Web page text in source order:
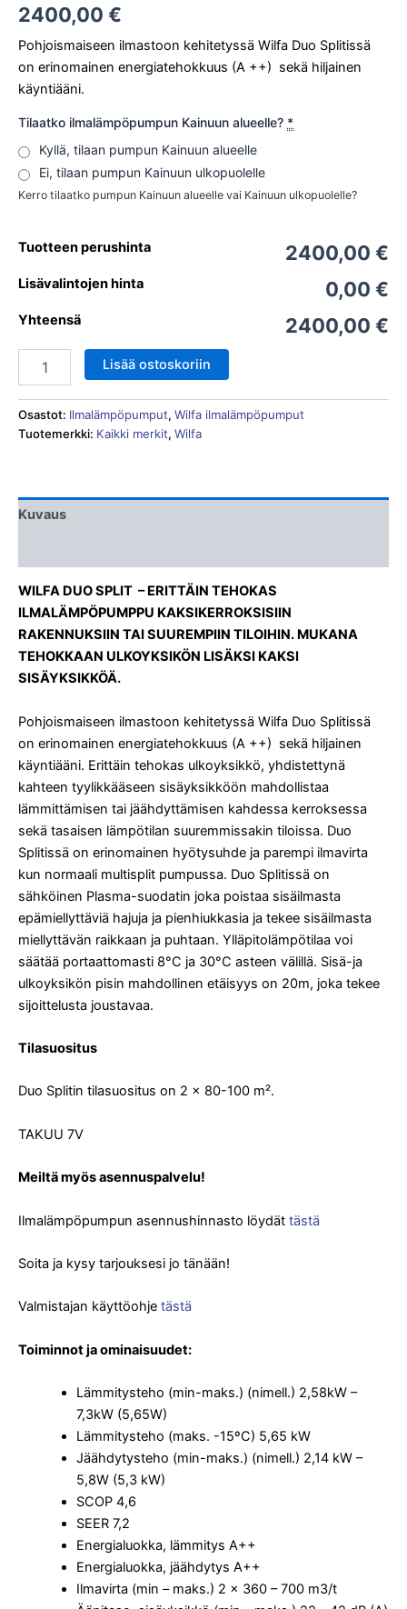
2400,00 €
Pohjoismaiseen ilmastoon kehitetyssä Wilfa Duo Splitissä
on erinomainen energiatehokkuus (A ++) sekä hiljainen
käyntiääni.
Tilaatko ilmalämpöpumpun Kainuun alueelle? *
Kyllä, tilaan pumpun Kainuun alueelle
Ei, tilaan pumpun Kainuun ulkopuolelle
Kerro tilaatko pumpun Kainuun alueelle vai Kainuun ulkopuolelle?
Tuotteen perushinta 2400,00 €
Lisävalintojen hinta 0,00 €
Yhteensä 2400,00 €
Lisää ostoskoriin
Osastot: Ilmalämpöpumput, Wilfa ilmalämpöpumput
Tuotemerkki: Kaikki merkit, Wilfa
Kuvaus
WILFA DUO SPLIT – ERITTÄIN TEHOKAS
ILMALÄMPÖPUMPPU KAKSIKERROKSISIIN
RAKENNUKSIIN TAI SUUREMPIIN TILOIHIN. MUKANA
TEHOKKAAN ULKOYKSIKÖN LISÄKSI KAKSI
SISÄYKSIKKÖÄ.
Pohjoismaiseen ilmastoon kehitetyssä Wilfa Duo Splitissä
on erinomainen energiatehokkuus (A ++) sekä hiljainen
käyntiääni. Erittäin tehokas ulkoyksikkö, yhdistettynä
kahteen tyylikkääseen sisäyksikköön mahdollistaa
lämmittämisen tai jäähdyttämisen kahdessa kerroksessa
sekä tasaisen lämpötilan suuremmissakin tiloissa. Duo
Splitissä on erinomainen hyötysuhde ja parempi ilmavirta
kun normaali multisplit pumpussa. Duo Splitissä on
sähköinen Plasma-suodatin joka poistaa sisäilmasta
epämiellyttäviä hajuja ja pienhiukkasia ja tekee sisäilmasta
miellyttävän raikkaan ja puhtaan. Ylläpitolämpötilaa voi
säätää portaattomasti 8°C ja 30°C asteen välillä. Sisä-ja
ulkoyksikön pisin mahdollinen etäisyys on 20m, joka tekee
sijoittelusta joustavaa.
Tilasuositus
Duo Splitin tilasuositus on 2 x 80-100 m².
TAKUU 7V
Meiltä myös asennuspalvelu!
Ilmalämpöpumpun asennushinnasto löydät tästä
Soita ja kysy tarjouksesi jo tänään!
Valmistajan käyttöohje tästä
Toiminnot ja ominaisuudet:
Lämmitysteho (min-maks.) (nimell.) 2,58kW –
7,3kW (5,65W)
Lämmitysteho (maks. -15ºC) 5,65 kW
Jäähdytysteho (min-maks.) (nimell.) 2,14 kW –
5,8W (5,3 kW)
SCOP 4,6
SEER 7,2
Energialuokka, lämmitys A++
Energialuokka, jäähdytys A++
Ilmavirta (min – maks.) 2 x 360 – 700 m3/t